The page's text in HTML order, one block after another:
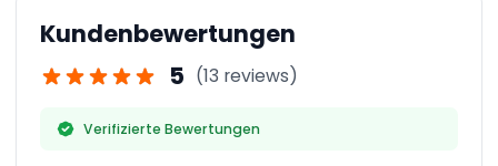
und lehrreiches Erlebnis für alle Altersgruppen.
Kundenbewertungen
5 (13 reviews)
Verifizierte Bewertungen